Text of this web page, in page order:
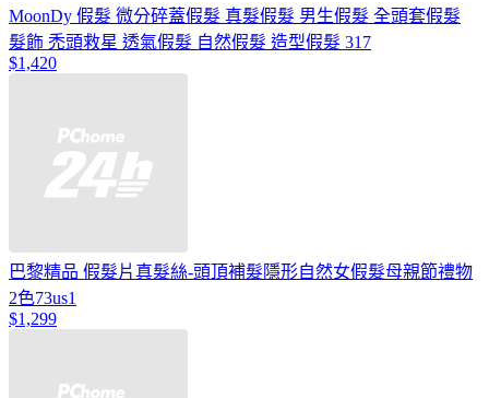
MoonDy 假髮 微分碎蓋假髮 真髮假髮 男生假髮 全頭套假髮
髮飾 禿頭救星 透氣假髮 自然假髮 造型假髮 317
$1,420
巴黎精品 假髮片真髮絲-頭頂補髮隱形自然女假髮母親節禮物
2色73us1
$1,299